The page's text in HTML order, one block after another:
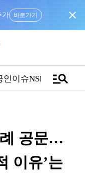
가 바로가기 close
인이슈NSPTVmanage_search
공문…
이유’는